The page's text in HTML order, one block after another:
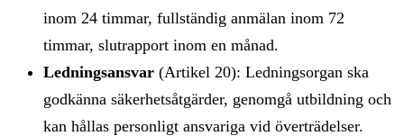
inom 24 timmar, fullständig anmälan inom 72
timmar, slutrapport inom en månad.
Ledningsansvar (Artikel 20): Ledningsorgan ska
godkänna säkerhetsåtgärder, genomgå utbildning och
kan hållas personligt ansvariga vid överträdelser.